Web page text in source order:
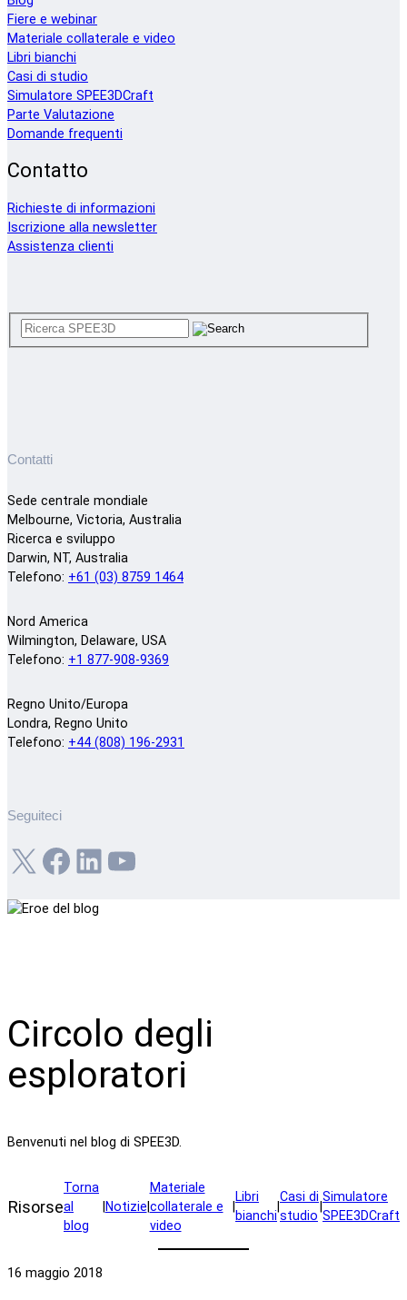
Fiere e webinar
Materiale collaterale e video
Libri bianchi
Casi di studio
Simulatore SPEE3DCraft
Parte Valutazione
Domande frequenti
Contatto
Richieste di informazioni
Iscrizione alla newsletter
Assistenza clienti
Contatti
Sede centrale mondiale
Melbourne, Victoria, Australia
Ricerca e sviluppo
Darwin, NT, Australia
Telefono: +61 (03) 8759 1464
Nord America
Wilmington, Delaware, USA
Telefono: +1 877-908-9369
Regno Unito/Europa
Londra, Regno Unito
Telefono: +44 (808) 196-2931
Seguiteci
X Facebook LinkedIn YouTube
Circolo degli
esploratori
Benvenuti nel blog di SPEE3D.
Risorse
Torna
al
blog
Notizie
Materiale
collaterale e
video
Libri
bianchi
Casi di
studio
Simulatore
SPEE3DCraft
16 maggio 2018